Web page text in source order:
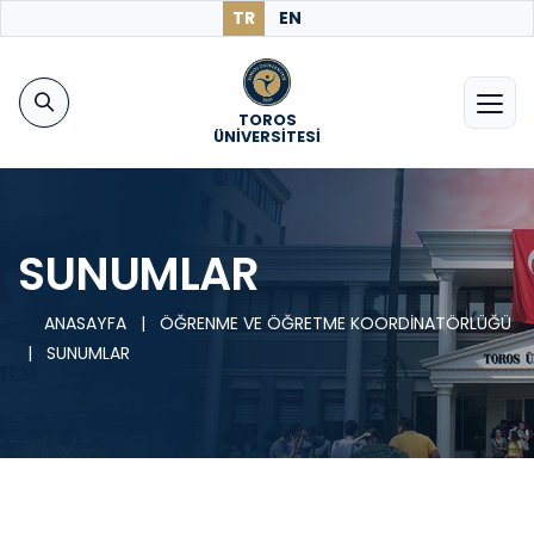
TR EN
TOROS
ÜNİVERSİTESİ
SUNUMLAR
ANASAYFA |
ÖĞRENME VE ÖĞRETME KOORDİNATÖRLÜĞÜ
|
SUNUMLAR